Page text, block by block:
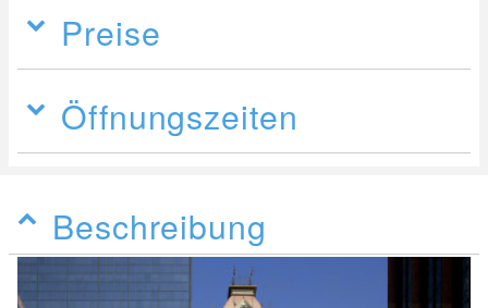
Preise
Öffnungszeiten
Beschreibung